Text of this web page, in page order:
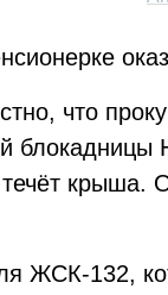
что
течёт крыша.
ЖСК-132,